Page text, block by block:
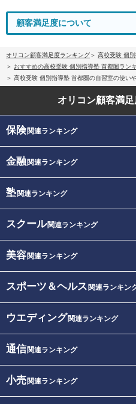
顧客満足度について
オリコン顧客満足度ランキング
高校受験 個
おすすめの高校受験 個別指導塾 首都圏ラン
高校受験 個別指導塾 首都圏の自習室の使い
オリコン顧客満足
保険関連ランキング
金融関連ランキング
塾関連ランキング
スクール関連ランキング
美容関連ランキング
スポーツ＆ヘルス 関連ランキン
ウエディング関連ランキング
通信関連ランキング
小売関連ランキング